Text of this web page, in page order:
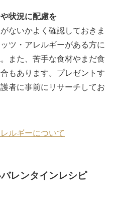
状況に配慮を
ないかよく確認しておきま
ツ・アレルギーがある方に
また、苦手な食材やまだ食
もあります。プレゼントす
者に事前にリサーチしてお
ルギーについて
レンタインレシピ